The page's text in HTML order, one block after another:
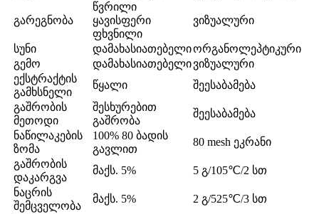
გარეგნობა
წვრილი
ყავისფერი
ფხვნილი
ვიზუალური
სუნი დამახასიათებელიორგანოლეპტიკური
გემო
დამახასიათებელივიზუალური
ექსტრაქტის
გამხსნელი
წყალი
შეესაბამება
გაშრობის
მეთოდი
შესხურებით
გაშრობა
შეესაბამება
ნაწილაკების
ზომა
100% 80 ბადის
გავლით
80 mesh ეკრანი
გაშრობის
დაკარგვა
მაქს. 5%
5 გ/105℃/2 სთ
ნაცრის
შემცველობა
მაქს. 5%
2 გ/525℃/3 სთ